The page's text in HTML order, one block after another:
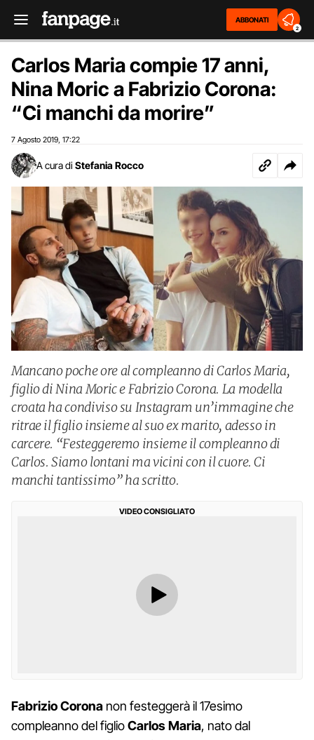
ABBONATI
2
Carlos Maria compie 17 anni,
Nina Moric a Fabrizio Corona:
“Ci manchi da morire”
7 Agosto 2019 17:22
A cura di Stefania Rocco
Mancano poche ore al compleanno di Carlos Maria,
figlio di Nina Moric e Fabrizio Corona. La modella
croata ha condiviso su Instagram un’immagine che
ritrae il figlio insieme al suo ex marito, adesso in
carcere. “Festeggeremo insieme il compleanno di
Carlos. Siamo lontani ma vicini con il cuore. Ci
manchi tantissimo” ha scritto.
VIDEO CONSIGLIATO
Fabrizio Corona non festeggerà il 17esimo
compleanno del figlioCarlos Maria, nato dal